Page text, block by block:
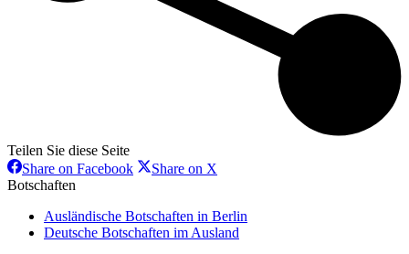
Teilen Sie diese Seite
Share on FacebookShareShare on X
Botschaften
Ausländische Botschaften in Berlin
Deutsche Botschaften im Ausland